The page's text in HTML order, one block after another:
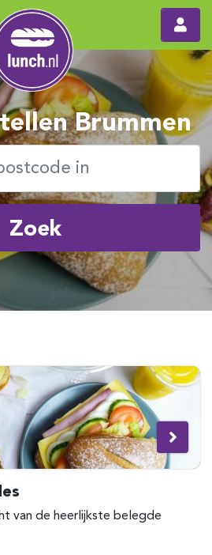
Brummen
Zoek
van de heerlijkste belegde